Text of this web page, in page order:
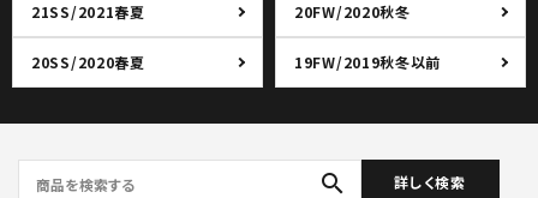
21SS/2021春夏 20FW/2020秋冬
20SS/2020春夏 19FW/2019秋冬以前
search 詳しく検索